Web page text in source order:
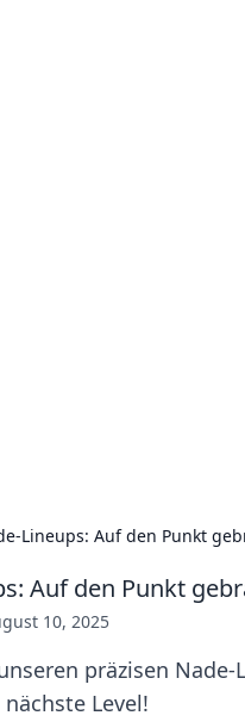
Lineups: Auf den Punkt
Auf den Punkt
10, 2025
präzisen
Level!